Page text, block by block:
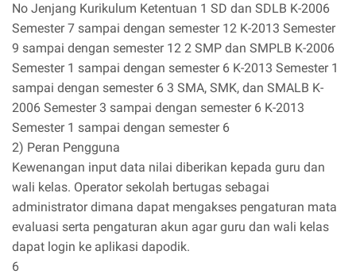
No Jenjang Kurikulum Ketentuan 1 SD dan SDLB K-2006
Semester 7 sampai dengan semester 12 K-2013 Semester
9 sampai dengan semester 12 2 SMP dan SMPLB K-2006
Semester 1 sampai dengan semester 6 K-2013 Semester 1
sampai dengan semester 6 3 SMA, SMK, dan SMALB K-
2006 Semester 3 sampai dengan semester 6 K-2013
Semester 1 sampai dengan semester 6
2) Peran Pengguna
Kewenangan input data nilai diberikan kepada guru dan
wali kelas. Operator sekolah bertugas sebagai
administrator dimana dapat mengakses pengaturan mata
evaluasi serta pengaturan akun agar guru dan wali kelas
dapat login ke aplikasi dapodik.
6